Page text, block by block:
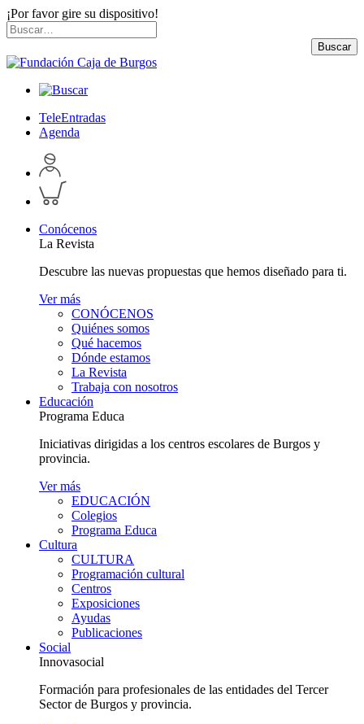
¡Por favor gire su dispositivo!
Skip
to
content
Buscar
por:
Buscar
TeleEntradas
Agenda
Acceder
a
perfil
personal
Inspeccionar
carrito
Conócenos
La Revista
Descubre las nuevas propuestas que hemos diseñado para ti.
Ver más
CONÓCENOS
Quiénes somos
Qué hacemos
Dónde estamos
La Revista
Trabaja con nosotros
Educación
Programa Educa
Iniciativas dirigidas a los centros escolares de Burgos y
provincia.
Ver más
EDUCACIÓN
Colegios
Programa Educa
Cultura
CULTURA
Programación cultural
Centros
Exposiciones
Ayudas
Publicaciones
Social
Innovasocial
Formación para profesionales de las entidades del Tercer
Sector de Burgos y provincia.